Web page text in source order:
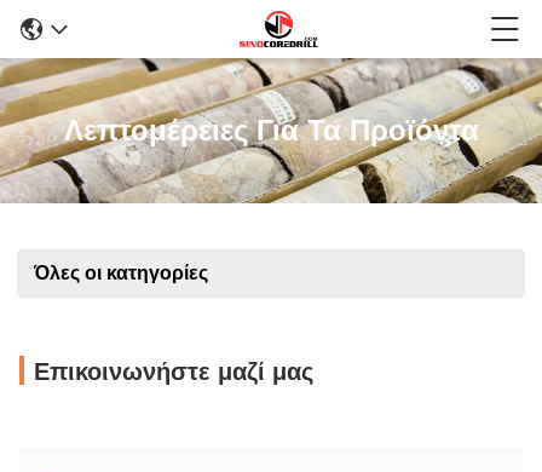
Λεπτομέρειες Για Τα Προϊόντα
Όλες οι κατηγορίες
Επικοινωνήστε μαζί μας